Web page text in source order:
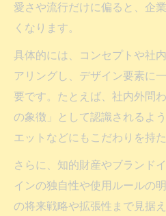
愛さや流行だけに偏ると、企
くなります。
具体的には、コンセプトや社
アリングし、デザイン要素に
要です。たとえば、社内外問
の象徴」として認識されるよ
エットなどにもこだわりを持
さらに、知的財産やブランド
インの独自性や使用ルールの
の将来戦略や拡張性まで見据